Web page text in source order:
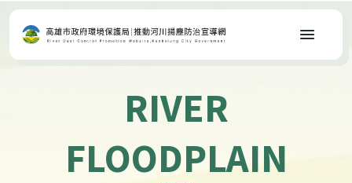
選單
RIVER
FLOODPLAIN